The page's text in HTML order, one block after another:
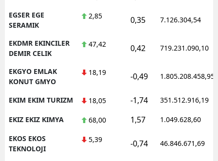
EGSER EGE
SERAMIK
2,85 0,35 7.126.304,54
EKDMR EKINCILER
DEMIR CELIK
47,42 0,42 719.231.090,10
EKGYO EMLAK
KONUT GMYO
18,19 -0,49 1.805.208.458,95
EKIM EKIM TURIZM 18,05 -1,74 351.512.916,19
EKIZ EKIZ KIMYA 68,00 1,57 1.049.628,60
EKOS EKOS
TEKNOLOJI
5,39 -0,74 46.846.671,69